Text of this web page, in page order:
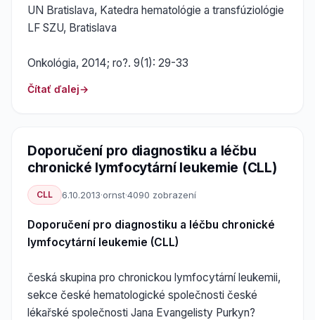
UN Bratislava, Katedra hematológie a transfúziológie
LF SZU, Bratislava
Onkológia, 2014; ro?. 9(1): 29-33
Čítať ďalej
Doporučení pro diagnostiku a léčbu
chronické lymfocytární leukemie (CLL)
CLL 6.10.2013·ornst·4090 zobrazení
Doporučení pro diagnostiku a léčbu chronické
lymfocytární leukemie (CLL)
česká skupina pro chronickou lymfocytární leukemii,
sekce české hematologické společnosti české
lékařské společnosti Jana Evangelisty Purkyn?